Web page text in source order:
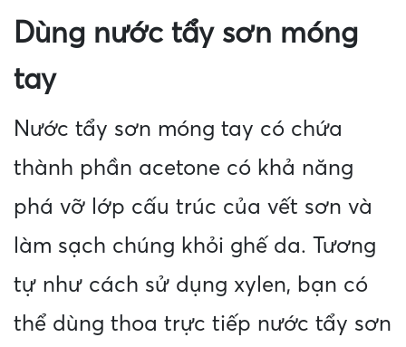
Dùng nước tẩy sơn móng
tay
Nước tẩy sơn móng tay có chứa
thành phần acetone có khả năng
phá vỡ lớp cấu trúc của vết sơn và
làm sạch chúng khỏi ghế da. Tương
tự như cách sử dụng xylen, bạn có
thể dùng thoa trực tiếp nước tẩy sơn